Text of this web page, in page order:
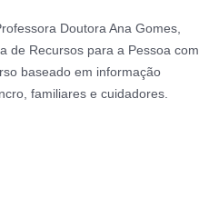
Doutora Ana Gomes,
de Recursos para a Pessoa com
baseado em informação
familiares e cuidadores.